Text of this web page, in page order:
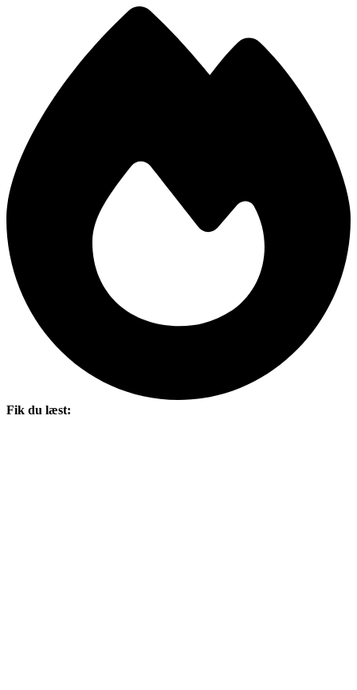
Fik du læst: